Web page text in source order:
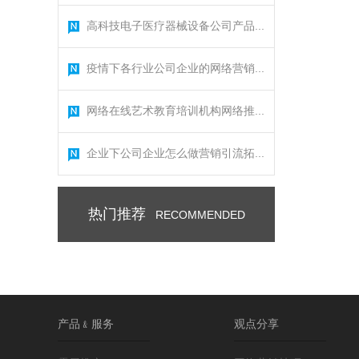
高科技电子医疗器械设备公司产品...
疫情下各行业公司企业的网络营销...
网络在线艺术教育培训机构网络推...
企业下公司企业怎么做营销引流拓...
热门推荐 RECOMMENDED
产品﹠服务 观点分享